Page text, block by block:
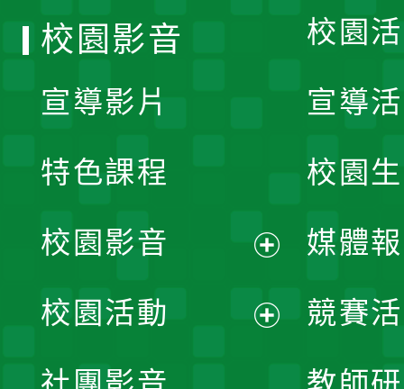
校園
宣導
校園
媒體
競賽
校園影音
宣導影片
特色課程
校園影音
開
校園活動